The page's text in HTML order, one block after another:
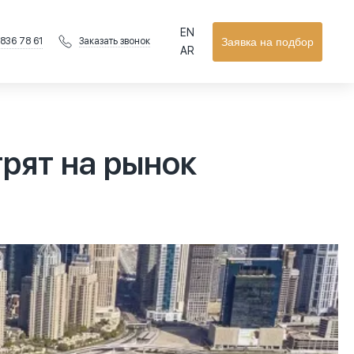
78 61 Заказать звонок Заявка на подбор
EN
AR
на рынок